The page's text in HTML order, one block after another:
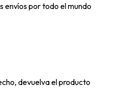
envíos por todo el mundo
devuelva el producto